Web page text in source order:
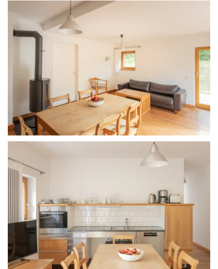
Bild in Lightbox öffnen
Bild in Lightbox öffnen